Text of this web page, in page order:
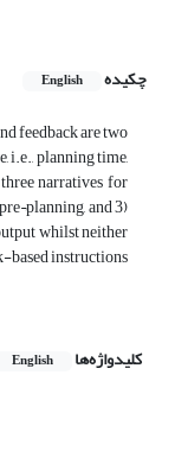
چکیده English
feedback are two
i.e., planning time,
narratives for
and 3)
whilst neither
based instructions
کلیدواژه‌ها English